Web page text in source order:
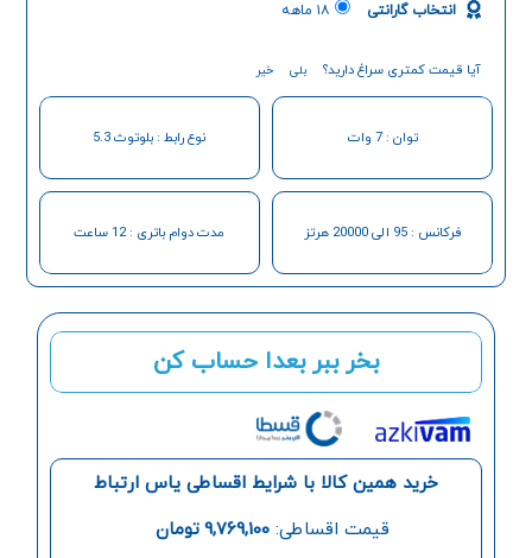
بخر ببر بعدا حساب کن
خرید همین کالا با شرایط اقساطی یاس ارتباط
قیمت اقساطی:9,769,100 تومان
انتخاب گارانتی ۱۸ ماهه
آیا قیمت کمتری سراغ دارید؟ بلی خیر
توان : 7 وات نوع رابط : بلوتوث 5.3
فرکانس : 95 الی 20000 هرتز مدت دوام باتری : 12 ساعت